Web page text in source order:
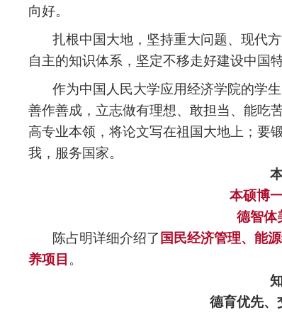
向好。
扎根中国大地，坚持重大问题、现代
自主的知识体系，坚定不移走好建设中国
作为中国人民大学应用经济学院的学
善作善成，立志做有理想、敢担当、能吃
高专业本领，将论文写在祖国大地上；要
我，服务国家。
本硕博
德智体
陈占明详细介绍了 国民经济管理、能
养项目 。
德育优先、